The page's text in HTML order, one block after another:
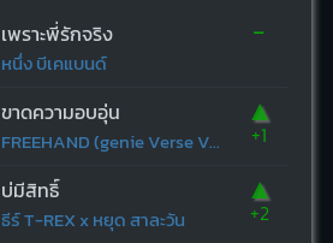
เพราะพี่รักจริง
หนึ่ง บีเคแบนด์
-
ขาดความอบอุ่น
FREEHAND (genie Verse Vol.1)
▲
+1
บ่มีสิทธิ์
ธีร์ T-REX x หยุด สาละวัน
▲
+2